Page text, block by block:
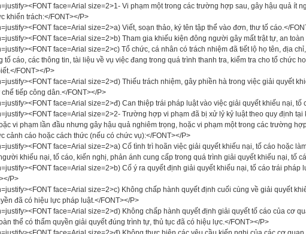
face=Arial size=2>1- Vi phạm một trong các trường hợp sau, gây hậu quả ít
khiển trách:</FONT></P>
face=Arial size=2>a) Viết, soạn thảo, ký tên tập thể vào đơn, thư tố cáo.</
face=Arial size=2>b) Tham gia khiếu kiện đông người gây mất trật tự, an toàn
face=Arial size=2>c) Tổ chức, cá nhân có trách nhiệm đã tiết lộ họ tên, địa
tố cáo, các thông tin, tài liệu về vụ việc đang trong quá trình thanh tra, kiểm tra cho tổ chức
FONT></P>
face=Arial size=2>d) Thiếu trách nhiệm, gây phiền hà trong việc giải quyết
tiếp công dân.</FONT></P>
face=Arial size=2>đ) Can thiệp trái pháp luật vào việc giải quyết khiếu nại, tố
face=Arial size=2>2- Trường hợp vi phạm đã bị xử lỷ kỷ luật theo quy định
vi phạm lần đầu nhưng gây hậu quả nghiêm trọng, hoặc vi phạm một trong các trường
cảnh cáo hoặc cách thức (nếu có chức vụ):</FONT></P>
face=Arial size=2>a) Cố tình trì hoãn việc giải quyết khiếu nại, tố cáo hoặc
khiếu nại, tố cáo, kiến nghị, phản ánh cung cấp trong quá trình giải quyết khiếu nại, tố
face=Arial size=2>b) Cố ý ra quyết định giải quyết khiếu nại, tố cáo trái pháp
P>
face=Arial size=2>c) Không chấp hành quyết định cuối cùng về giải quyết
đã có hiệu lực pháp luật.</FONT></P>
face=Arial size=2>d) Không chấp hành quyết định giải quyết tố cáo của cơ
thể có thẩm quyền giải quyết đúng trình tự, thủ tục đã có hiệu lực.</FONT></P>